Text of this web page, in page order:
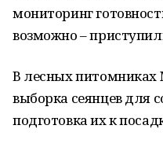
мониторинг
возможно –
В лесных питомниках
выборка сеянцев для
подготовка их к